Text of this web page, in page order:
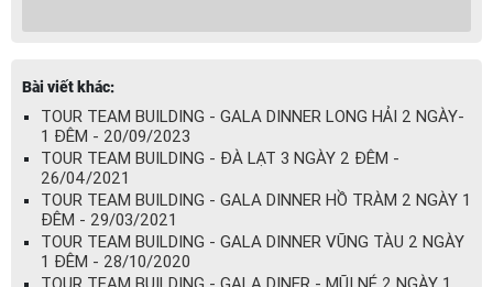
Bài viết khác:
TOUR TEAM BUILDING - GALA DINNER LONG HẢI 2 NGÀY-
1 ĐÊM - 20/09/2023
TOUR TEAM BUILDING - ĐÀ LẠT 3 NGÀY 2 ĐÊM -
26/04/2021
TOUR TEAM BUILDING - GALA DINNER HỒ TRÀM 2 NGÀY 1
ĐÊM - 29/03/2021
TOUR TEAM BUILDING - GALA DINNER VŨNG TÀU 2 NGÀY
1 ĐÊM - 28/10/2020
Giá: 3,489,000 VNĐ
TOUR ĐẢO BÌNH BA-BÌNH HƯNG-BÌNH
Giá: 2,598,000 VNĐ